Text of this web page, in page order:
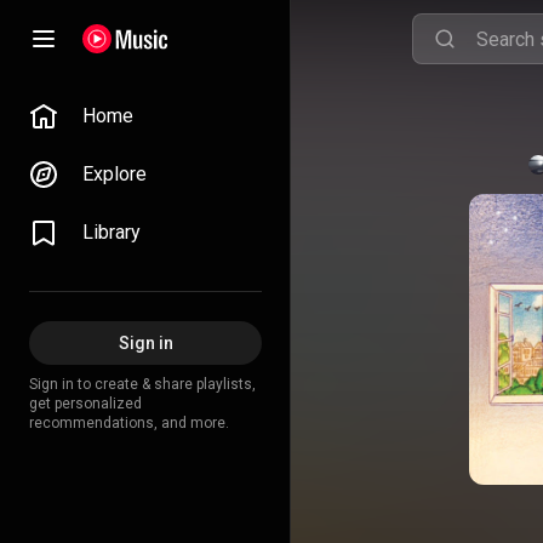
Home
Explore
Library
Sign in
Sign in to create & share playlists,
get personalized
recommendations, and more.